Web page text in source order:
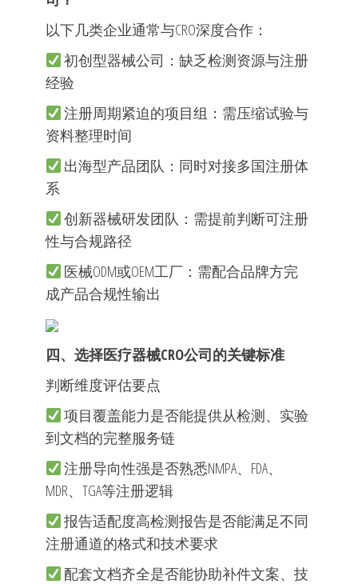
以下几类企业通常与CRO深度合作：
初创型器械公司：缺乏检测资源与注册
经验
注册周期紧迫的项目组：需压缩试验与
资料整理时间
出海型产品团队：同时对接多国注册体
系
创新器械研发团队：需提前判断可注册
性与合规路径
医械ODM或OEM工厂：需配合品牌方完
成产品合规性输出
四、选择医疗器械CRO公司的关键标准
判断维度评估要点
项目覆盖能力是否能提供从检测、实验
到文档的完整服务链
注册导向性强是否熟悉NMPA、FDA、
MDR、TGA等注册逻辑
报告适配度高检测报告是否能满足不同
注册通道的格式和技术要求
配套文档齐全是否能协助补件文案、技